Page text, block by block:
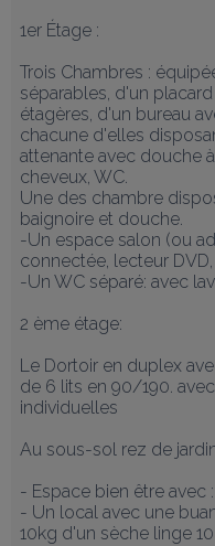
1er Étage :
Trois Chambres :
séparables, d'un
étagères, d'un bureau
chacune d'elles
attenante avec douche
cheveux, WC.
Une des chambre
baignoire et douche.
-Un espace salon (ou
connectée, lecteur
-Un WC séparé: avec
2 ème étage:
Le Dortoir en duplex
de 6 lits en 90/190.
individuelles
Au sous-sol rez de
- Espace bien être avec
- Un local avec une
10kg d'un sèche linge